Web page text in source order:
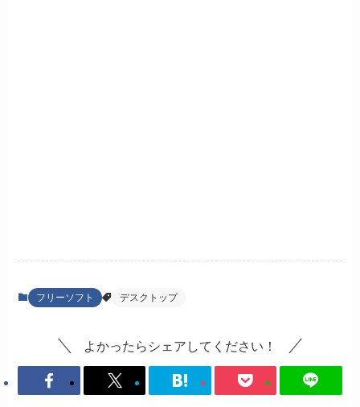
フリーソフト デスクトップ
よかったらシェアしてください！